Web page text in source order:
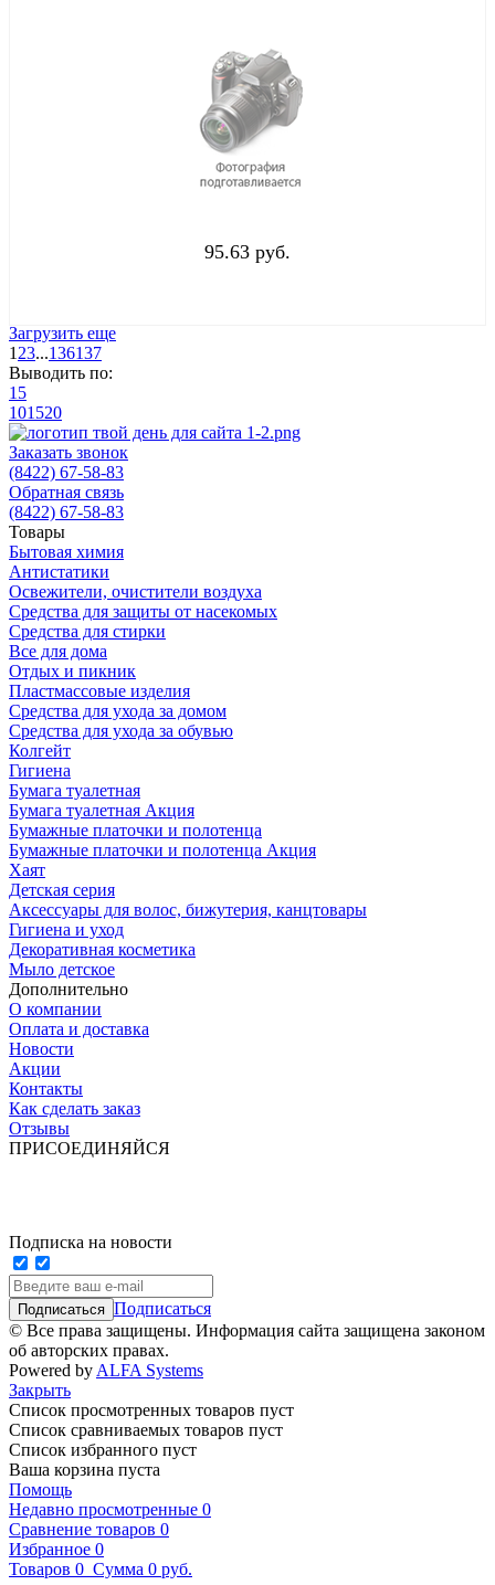
95.63 руб.
Загрузить еще
1 23...136137
Выводить по:
15
101520
Заказать звонок
(8422) 67-58-83
Обратная связь
(8422) 67-58-83
Товары
Бытовая химия
Антистатики
Освежители, очистители воздуха
Средства для защиты от насекомых
Средства для стирки
Все для дома
Отдых и пикник
Пластмассовые изделия
Средства для ухода за домом
Средства для ухода за обувью
Колгейт
Гигиена
Бумага туалетная
Бумага туалетная Акция
Бумажные платочки и полотенца
Бумажные платочки и полотенца Акция
Хаят
Детская серия
Аксессуары для волос, бижутерия, канцтовары
Гигиена и уход
Декоративная косметика
Мыло детское
Дополнительно
О компании
Оплата и доставка
Новости
Акции
Контакты
Как сделать заказ
Отзывы
ПРИСОЕДИНЯЙСЯ
Подписка на новости
Подписаться
© Все права защищены. Информация сайта защищена законом
об авторских правах.
Powered by ALFA Systems
Закрыть
Список просмотренных товаров пуст
Список сравниваемых товаров пуст
Список избранного пуст
Ваша корзина пуста
Помощь
Недавно просмотренные 0
Сравнение товаров 0
Избранное 0
Товаров 0 Сумма 0 руб.